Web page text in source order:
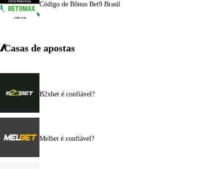
Código de Bônus Bet9 Brasil
Casas de apostas
B2xbet é confiável?
Melbet é confiável?